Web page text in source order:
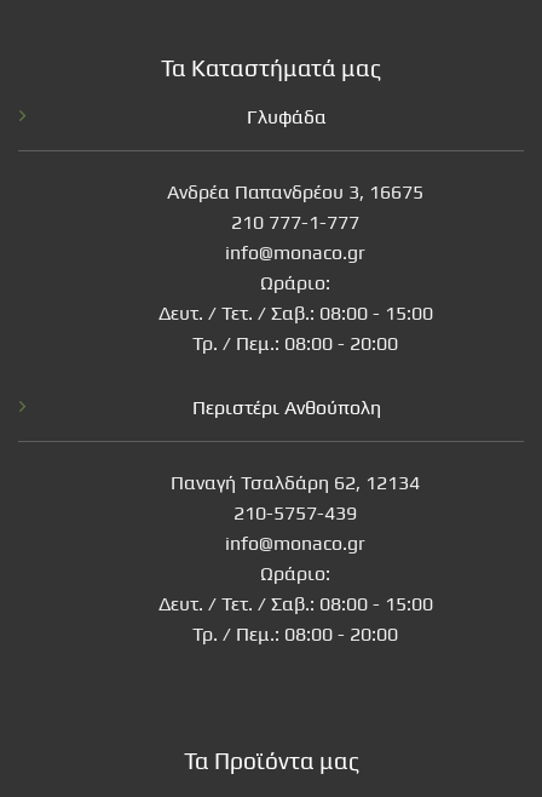
Τα Καταστήματά μας
Γλυφάδα
Ανδρέα Παπανδρέου 3, 16675
210 777-1-777
info@monaco.gr
Ωράριο:
Δευτ. / Τετ. / Σαβ.: 08:00 - 15:00
Τρ. / Πεμ.: 08:00 - 20:00
Περιστέρι Ανθούπολη
Παναγή Τσαλδάρη 62, 12134
210-5757-439
info@monaco.gr
Ωράριο:
Δευτ. / Τετ. / Σαβ.: 08:00 - 15:00
Τρ. / Πεμ.: 08:00 - 20:00
Τα Προϊόντα μας